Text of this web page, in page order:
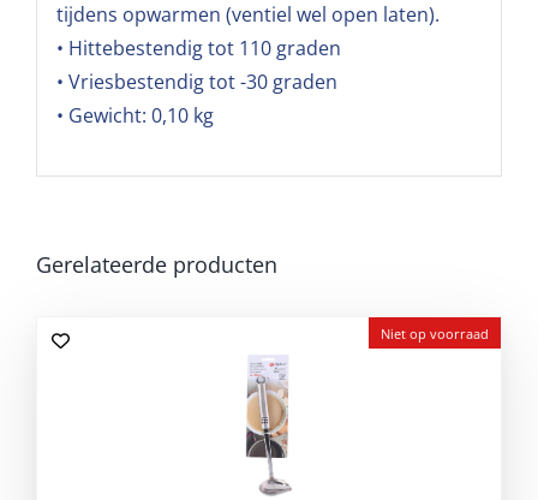
tijdens opwarmen (ventiel wel open laten).
• Hittebestendig tot 110 graden
• Vriesbestendig tot -30 graden
• Gewicht: 0,10 kg
Gerelateerde producten
Niet op voorraad